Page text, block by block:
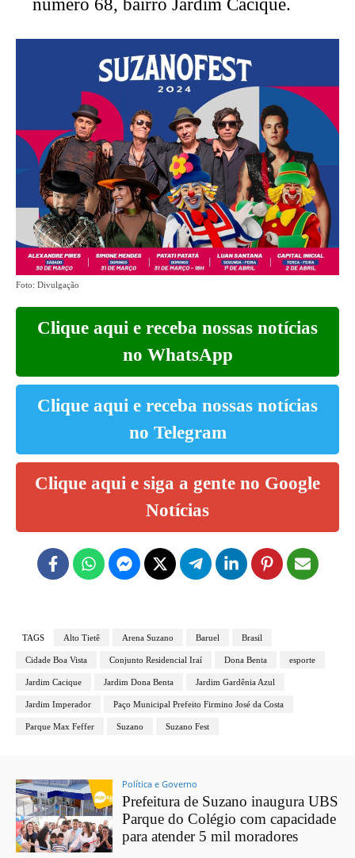
número 68, bairro Jardim Cacique.
Foto: Divulgação
Clique aqui e receba nossas notícias
no WhatsApp
Clique aqui e receba nossas notícias
no Telegram
Clique aqui e siga a gente no Google
Notícias
TAGS Alto Tietê Arena Suzano Baruel Brasil
Cidade Boa Vista Conjunto Residencial Iraí Dona Benta esporte
Jardim Cacique Jardim Dona Benta Jardim Gardênia Azul
Jardim Imperador Paço Municipal Prefeito Firmino José da Costa
Parque Max Feffer Suzano Suzano Fest
Política e Governo
Prefeitura de Suzano inaugura UBS
Parque do Colégio com capacidade
para atender 5 mil moradores